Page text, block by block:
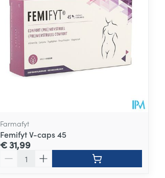
Farmafyt
Femifyt V-caps 45
€ 31,99